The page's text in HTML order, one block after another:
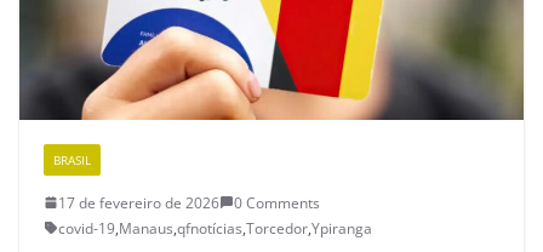
BRASIL
17 de fevereiro de 2026
0 Comments
covid-19,Manaus,qfnotícias,Torcedor,Ypiranga